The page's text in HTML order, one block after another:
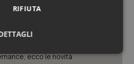
il Programma attività 2026
ecco le novità
RIFIUTA
Statistici Marketing